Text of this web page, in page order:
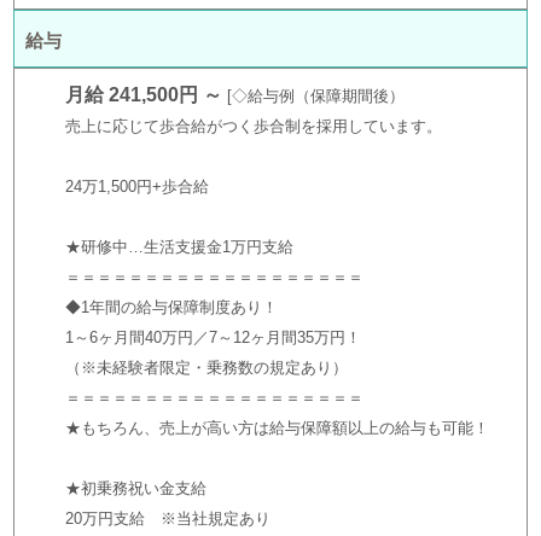
給与
月給 241,500円 ～
◇給与例（保障期間後）
売上に応じて歩合給がつく歩合制を採用しています。
24万1,500円+歩合給
★研修中…生活支援金1万円支給
＝＝＝＝＝＝＝＝＝＝＝＝＝＝＝＝＝＝＝
◆1年間の給与保障制度あり！
1～6ヶ月間40万円／7～12ヶ月間35万円！
（※未経験者限定・乗務数の規定あり）
＝＝＝＝＝＝＝＝＝＝＝＝＝＝＝＝＝＝＝
★もちろん、売上が高い方は給与保障額以上の給与も可能！
★初乗務祝い金支給
20万円支給 ※当社規定あり